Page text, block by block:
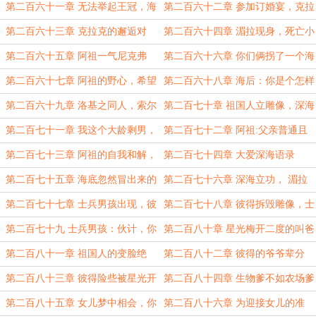
战甲 祖啤酒论父亲
第二百六十一章 无法举起王冠，海
拉的崩溃
第二百六十二章 参加订婚宴，克拉
克遇险！
第二百六十三章 克拉克的邂逅对
象，竟成了鱼人！
第二百六十四章 湄拉现身，死亡小
镇
第二百六十五章 阿祖一气尼克弗
瑞， 湄拉觉醒人类之魂
第二百六十六章 你们俩拐了一个海
后回来？
第二百六十七章 阿祖的野心，希望
父亲成为海王！
第二百六十八章 海后：你是个怎样
的父亲？
第二百六十九章 洛基之同人，索尔
之怒
第二百七十章 祖国人立雕像，深海
社死！
第二百七十一章 我这个大龄剩男，
咋成爷爷了？
第二百七十二章 阿祖:父亲普通且
伟大
第二百七十三章 阿祖的自我和解，
父子对话
第二百七十四章 大爱深海语录
第二百七十五章 海底忽然冒出来的
父亲？
第二百七十六章 深海立功， 湄拉
人生小感悟
第二百七十七章 士兵男孩出现，彼
得强势回归
第二百七十八章 彼得拆毁雕像，士
兵男孩吐露心声
第二百七十九 士兵男孩：伙计，你
以为你很强吗
第二百八十章 星光梅开二度的叫爸
爸
第二百八十一章 祖国人的变脸绝
技，折服深海
第二百八十二章 彼得的爷爷辈分
第二百八十三章 彼得险些被星光开
车撞断腰
第二百八十四章 生物爹不如农场爹
第二百八十五章 女儿梦中相会，你 第二百八十六章 为迎接女儿的准